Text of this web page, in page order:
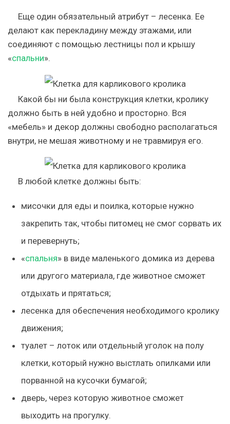
Еще один обязательный атрибут – лесенка. Ее
делают как перекладину между этажами, или
соединяют с помощью лестницы пол и крышу
«спальни».
Какой бы ни была конструкция клетки, кролику
должно быть в ней удобно и просторно. Вся
«мебель» и декор должны свободно располагаться
внутри, не мешая животному и не травмируя его.
В любой клетке должны быть:
мисочки для еды и поилка, которые нужно
закрепить так, чтобы питомец не смог сорвать их
и перевернуть;
«спальня» в виде маленького домика из дерева
или другого материала, где животное сможет
отдыхать и прятаться;
лесенка для обеспечения необходимого кролику
движения;
туалет – лоток или отдельный уголок на полу
клетки, который нужно выстлать опилками или
порванной на кусочки бумагой;
дверь, через которую животное сможет
выходить на прогулку.